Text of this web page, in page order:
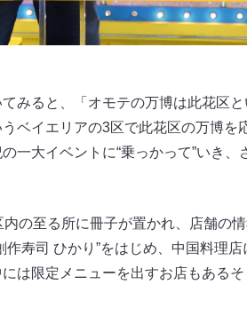
みると、「オモテの万博は此花区
ベイエリアの3区で此花区の万博を
一大イベントに“乗っかって”いき
の至る所に冊子が置かれ、店舗の
作寿司 ひかり”をはじめ、中国料理
は限定メニューを出すお店もある